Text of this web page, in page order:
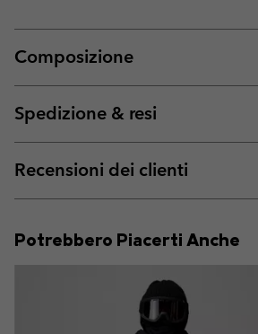
Composizione
Spedizione & resi
Recensioni dei clienti
Potrebbero Piacerti Anche